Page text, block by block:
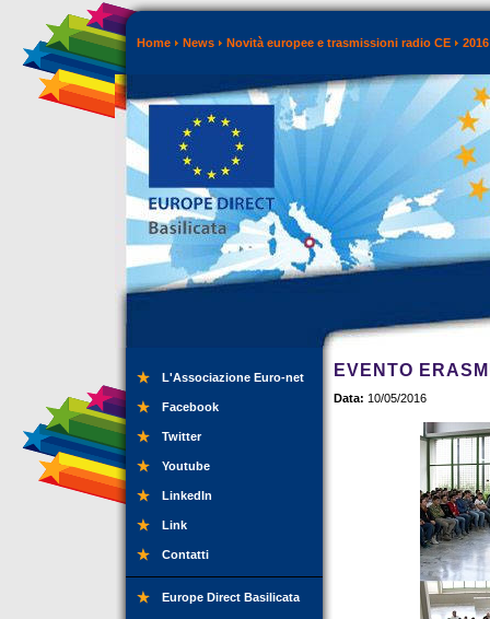
Home News Novità europee e trasmissioni radio CE 2016
L'Associazione Euro-net
Facebook
Twitter
Youtube
LinkedIn
Link
Contatti
Europe Direct Basilicata
EVENTO
Data: 10/05/2016